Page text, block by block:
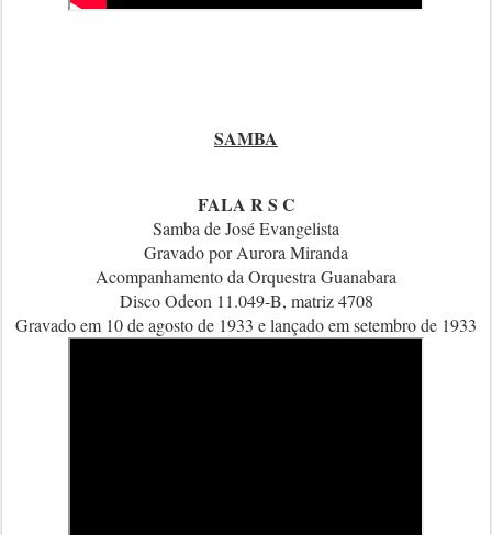
SAMBA
FALA R S C
Samba de José Evangelista
Gravado por Aurora Miranda
Acompanhamento da Orquestra Guanabara
Disco Odeon 11.049-B, matriz 4708
Gravado em 10 de agosto de 1933 e lançado em setembro de 1933